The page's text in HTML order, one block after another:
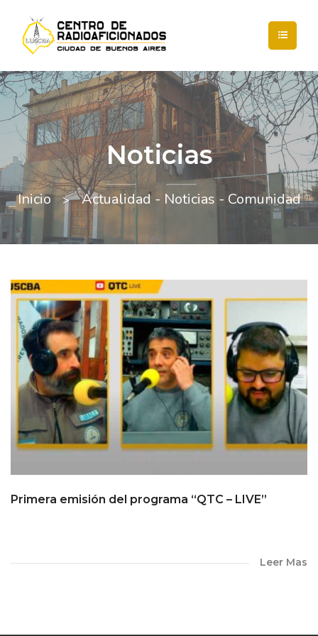
Noticias
Inicio Actualidad - Noticias - Comunidad
Primera emisión del programa “QTC – LIVE”
Leer Mas